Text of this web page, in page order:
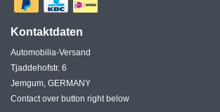
Kontaktdaten
Automobilia-Versand
Tjaddehofstr. 6
Jemgum, GERMANY
Contact over button right below